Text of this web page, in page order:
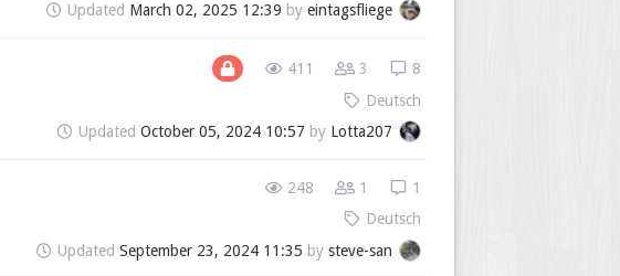
Updated March 02, 2025 12:39 by eintagsfliege
411 3
8
Deutsch
Updated October 05, 2024 10:57 by Lotta207
248 1
1
Deutsch
Updated September 23, 2024 11:35 by steve-san